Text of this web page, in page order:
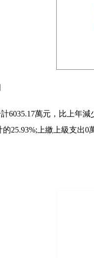
6035.17萬元，比上年
的25.93%;上繳上級支出